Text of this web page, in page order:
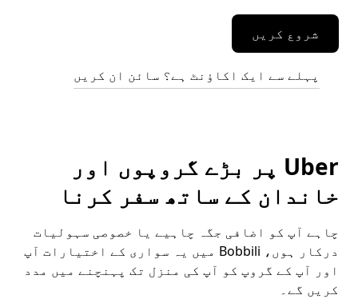
شروع کریں
پہلے سے ایک اکاؤنٹ ہے؟ سائن ان کریں
Uber پر بڑے گروپوں اور
خاندان کے ساتھ سفر کرنا
چاہے آپ کو اضافی جگہ چاہیے یا خصوصی سہولیات
درکار ہوں، Bobbili میں یہ سواری کے اختیارات آپ
اور آپ کے گروپ کو آپ کی منزل تک پہنچنے میں مدد
کریں گے۔